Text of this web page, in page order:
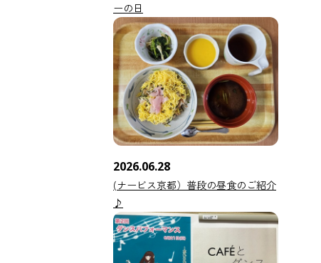
ーの日
2026.06.28
(ナービス京都）普段の昼食のご紹介
♪